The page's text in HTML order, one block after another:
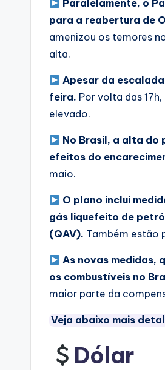
Paralelamente, o
para a reabertura de
amenizou os temores
alta.
Apesar da
feira. Por volta das
elevado.
No Brasil, a alta do
efeitos do
maio.
O plano inclui
gás liquefeito de
(QAV). Também estão
As novas medidas,
os combustíveis no
maior parte da
Veja abaixo mais
Dólar